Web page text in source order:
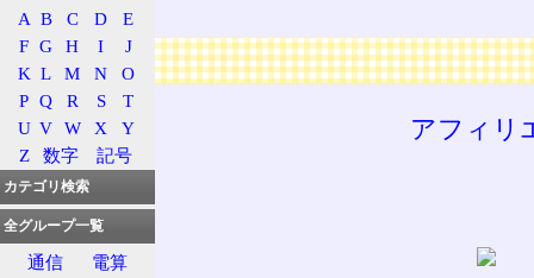
広告
アフィリ
A B C D
E
F G H I
J
K L M N
O
P Q R S
T
U V W X
Y
Z
数字 記号
カテゴリ検索
全グループ一覧
通信
電算